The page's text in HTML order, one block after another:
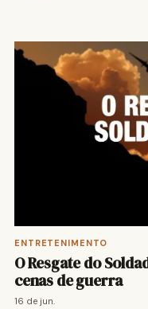
ENTRETENIMENTO
O Resgate do
cenas de guerra
16 de jun.